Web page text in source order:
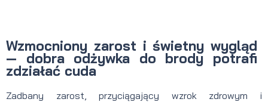
Wzmocniony zarost i świetny wygląd
— dobra odżywka do brody potrafi
zdziałać cuda
Zadbany zarost, przyciągający wzrok zdrowym i